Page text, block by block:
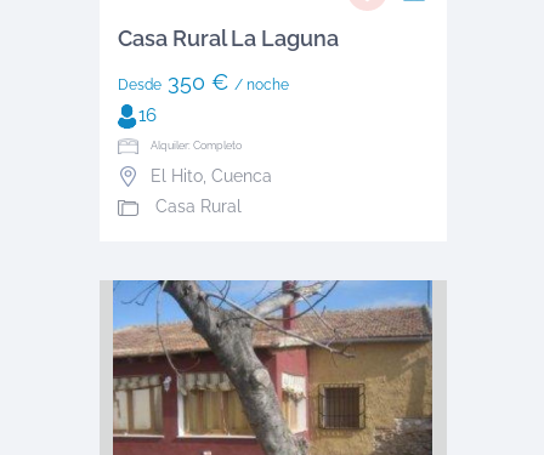
Casa Rural La Laguna
Desde350 € / noche
16
Alquiler: Completo
El Hito, Cuenca
Casa Rural